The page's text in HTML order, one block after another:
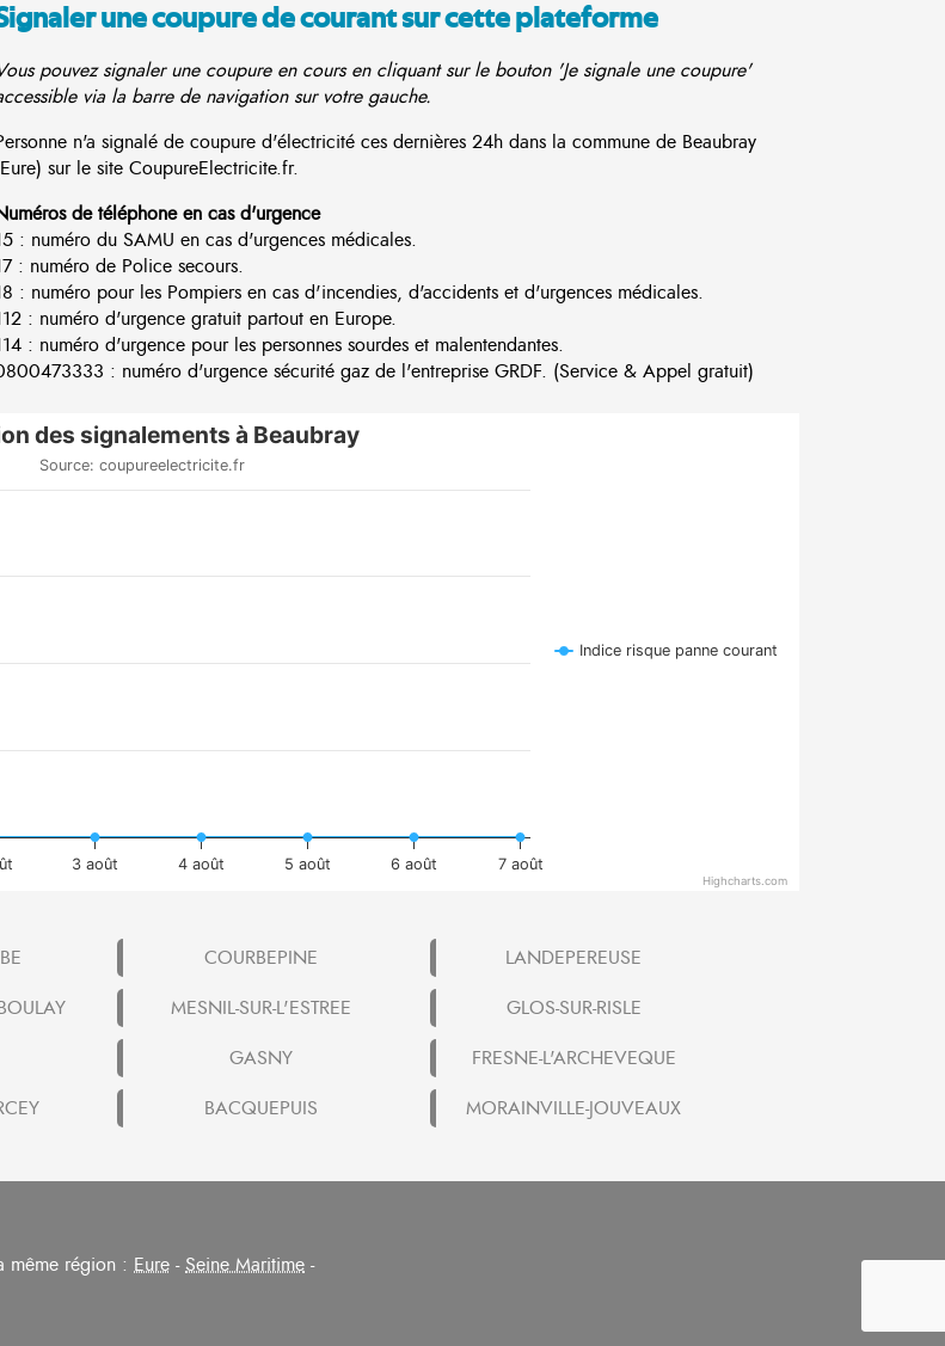
une coupure de courant sur cette plateforme
pouvez signaler une coupure en cours en cliquant sur le bouton 'Je signale une coupure'
via la barre de navigation sur votre gauche.
n'a signalé de coupure d'électricité ces dernières 24h dans la commune de Beaubray
sur le site CoupureElectricite.fr.
de téléphone en cas d'urgence
: numéro du SAMU en cas d'urgences médicales.
: numéro de Police secours.
: numéro pour les Pompiers en cas d'incendies, d'accidents et d'urgences médicales.
: numéro d'urgence gratuit partout en Europe.
: numéro d'urgence pour les personnes sourdes et malentendantes.
: numéro d'urgence sécurité gaz de l'entreprise GRDF. (Service & Appel gratuit)
des signalements à Beaubray
Source: coupureelectricite.fr
Indice risque panne courant
3 août 4 août 5 août 6 août 7 août
Highcharts.com
COURBEPINE
LANDEPEREUSE
MESNIL-SUR-L'ESTREE
GLOS-SUR-RISLE
GASNY
FRESNE-L'ARCHEVEQUE
BACQUEPUIS MORAINVILLE-JOUVEAUX
même région : Eure -Seine Maritime -